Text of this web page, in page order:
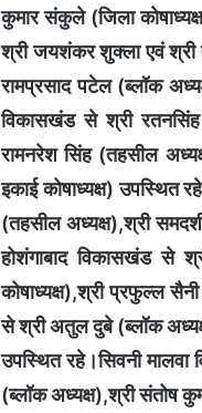
कुमार संकुले (जिला
श्री जयशंकर शुक्ला एवं श्री
रामप्रसाद पटेल (ब्लॉक
विकासखंड से श्री रतनसिंह
रामनरेश सिंह (तहसील
इकाई कोषाध्यक्ष) उपस्थित
(तहसील अध्यक्ष),श्री
होशंगाबाद विकासखंड से
कोषाध्यक्ष),श्री प्रफुल्ल
से श्री अतुल दुबे (ब्लॉक
उपस्थित रहे।सिवनी
(ब्लॉक अध्यक्ष),श्री संतोष